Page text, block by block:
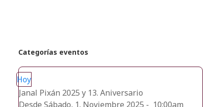
Categorías eventos
Hoy
Janal Pixán 2025 y 13. Aniversario
Desde Sábado, 1. Noviembre 2025 - 10:00am